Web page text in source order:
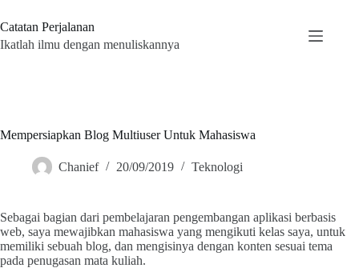
to
content
Catatan Perjalanan
Ikatlah ilmu dengan menuliskannya
Mempersiapkan Blog Multiuser Untuk Mahasiswa
Chanief 20/09/2019 Teknologi
Sebagai bagian dari pembelajaran pengembangan aplikasi berbasis
web, saya mewajibkan mahasiswa yang mengikuti kelas saya, untuk
memiliki sebuah blog, dan mengisinya dengan konten sesuai tema
pada penugasan mata kuliah.